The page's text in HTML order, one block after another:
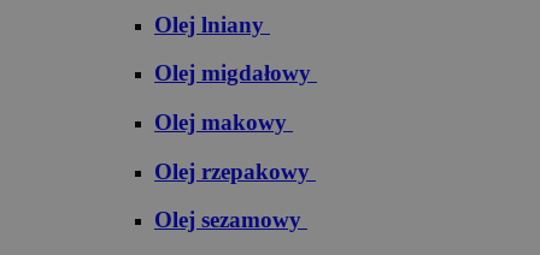
Olej lniany
Olej migdałowy
Olej makowy
Olej rzepakowy
Olej sezamowy